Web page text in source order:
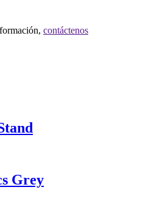
contáctenos
Grey